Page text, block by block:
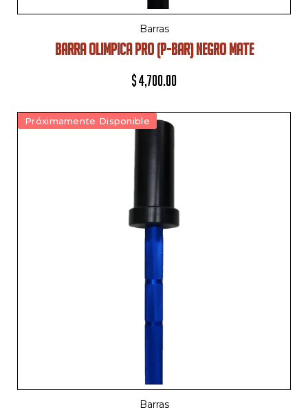
Barras
BARRA OLIMPICA PRO (P-BAR) NEGRO MATE
$4,700.00
Próximamente Disponible
Barras